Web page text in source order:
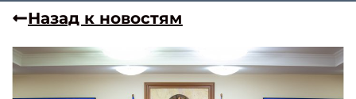
Назад к новостям